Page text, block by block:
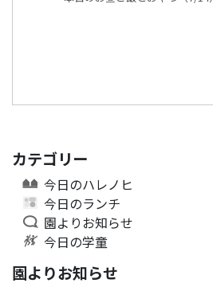
カテゴリー
今日のハレノヒ
今日のランチ
園よりお知らせ
今日の学童
園よりお知らせ